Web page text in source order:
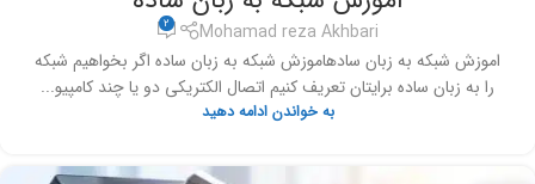
Mohamad reza Akhbari
2
اموزش شبکه به زبان سادهاموزش شبکه به زبان ساده اگر بخواهیم شبکه
را به زبان ساده برایتان تعریف کنیم اتصال الکتریکی دو یا چند کامپیو...
به خواندن ادامه دهید